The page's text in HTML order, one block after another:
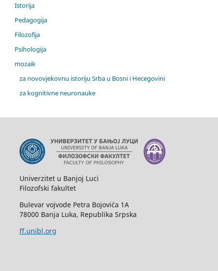
Istorija
Pedagogija
Filozofija
Psihologija
mozaik
za novovjekovnu istoriju Srba u Bosni i Hecegovini
za kognitivne neuronauke
Univerzitet u Banjoj Luci
Filozofski fakultet
Bulevar vojvode Petra Bojovića 1A
78000 Banja Luka, Republika Srpska
ff.unibl.org